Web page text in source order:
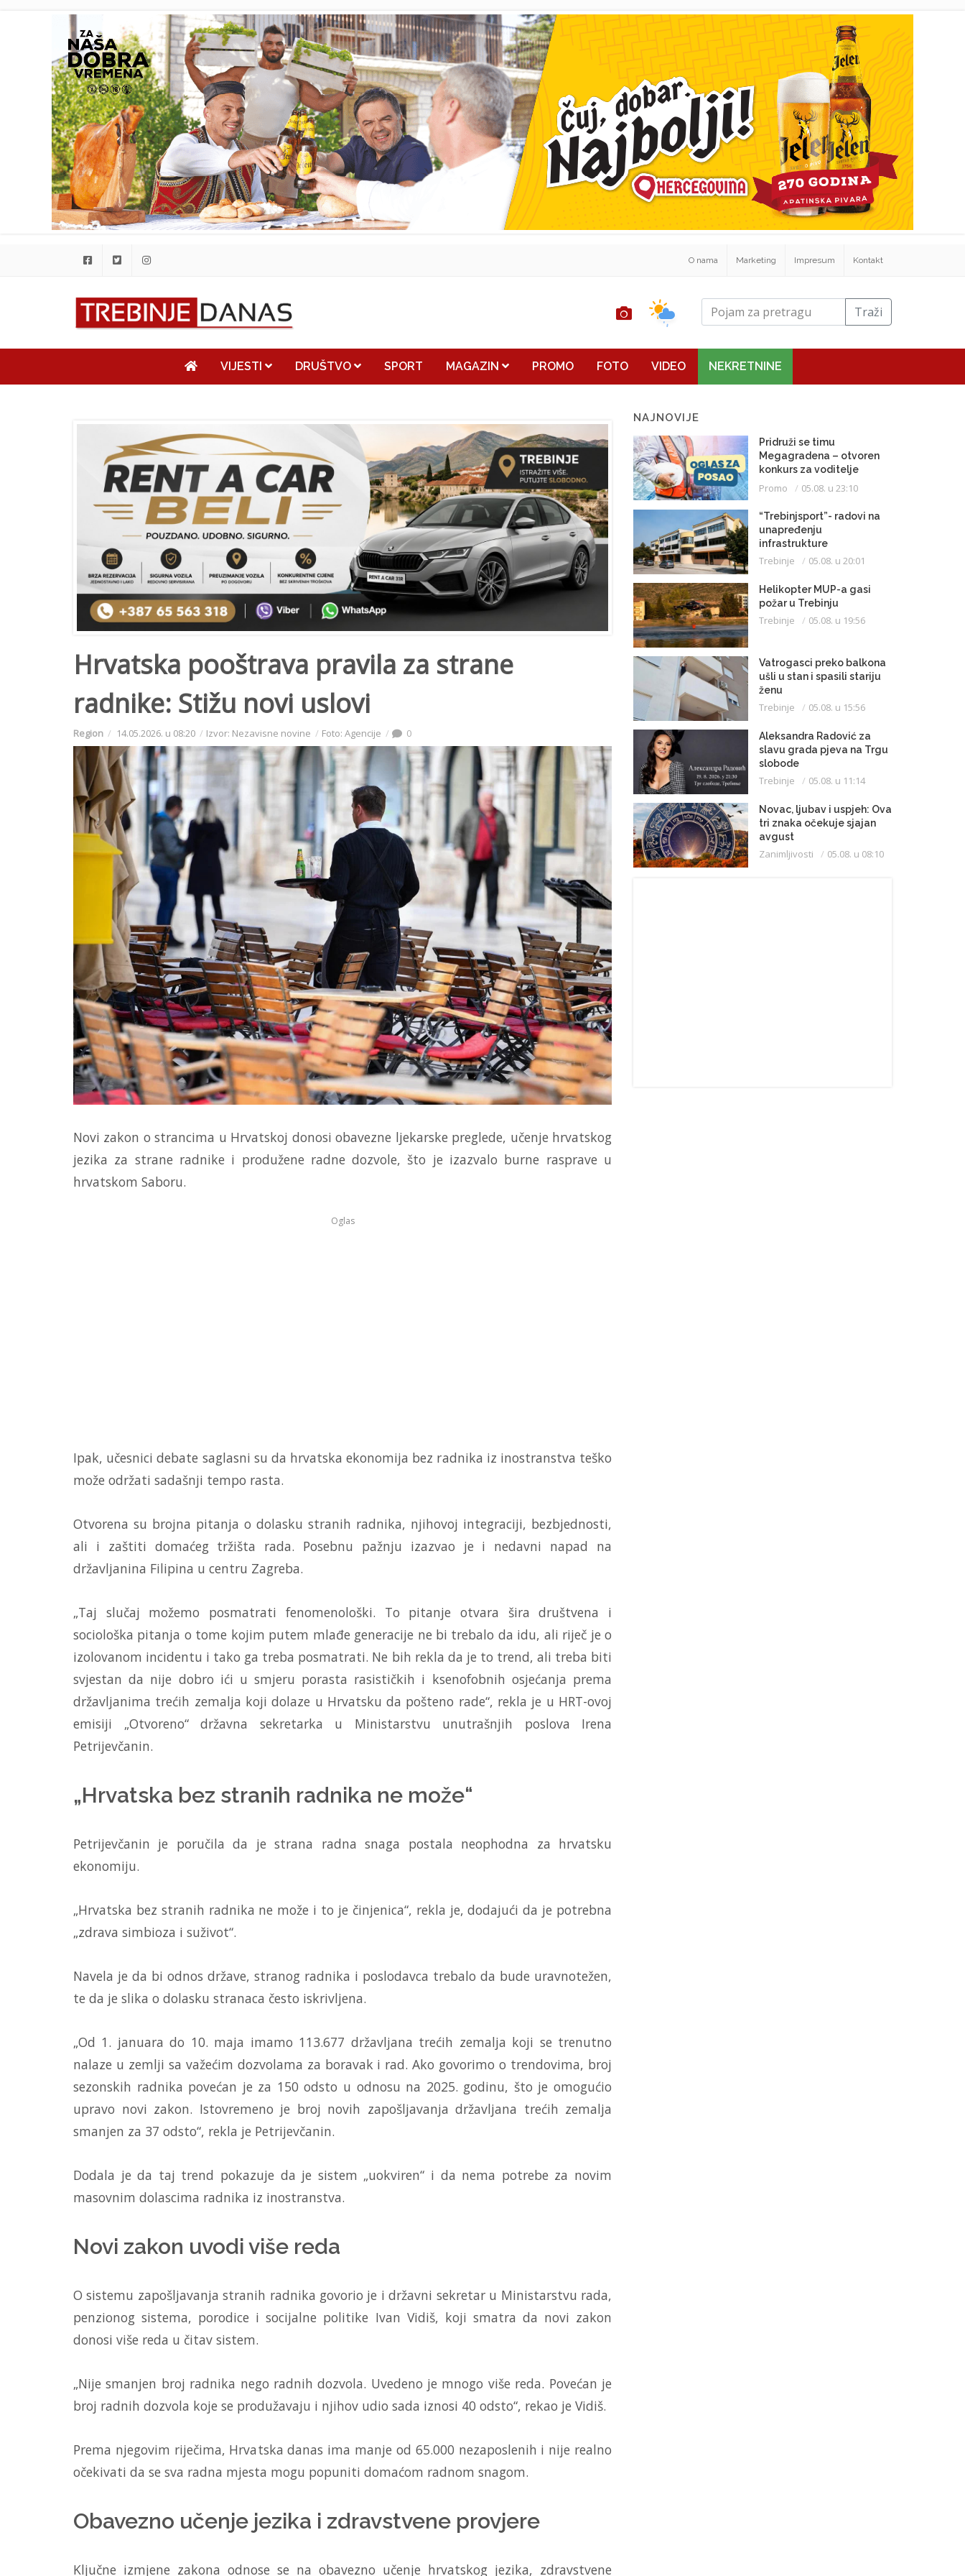
O nama Marketing Impresum Kontakt
Traži
VIJESTI DRUŠTVO SPORT MAGAZIN PROMO FOTO VIDEO NEKRETNINE
Hrvatska pooštrava pravila za strane
radnike: Stižu novi uslovi
Region 14.05.2026. u 08:20 Izvor: Nezavisne novine Foto: Agencije 0
Novi zakon o strancima u Hrvatskoj donosi obavezne ljekarske preglede, učenje hrvatskog
jezika za strane radnike i produžene radne dozvole, što je izazvalo burne rasprave u
hrvatskom Saboru.
Oglas
Ipak, učesnici debate saglasni su da hrvatska ekonomija bez radnika iz inostranstva teško
može održati sadašnji tempo rasta.
Otvorena su brojna pitanja o dolasku stranih radnika, njihovoj integraciji, bezbjednosti,
ali i zaštiti domaćeg tržišta rada. Posebnu pažnju izazvao je i nedavni napad na
državljanina Filipina u centru Zagreba.
„Taj slučaj možemo posmatrati fenomenološki. To pitanje otvara šira društvena i
sociološka pitanja o tome kojim putem mlađe generacije ne bi trebalo da idu, ali riječ je o
izolovanom incidentu i tako ga treba posmatrati. Ne bih rekla da je to trend, ali treba biti
svjestan da nije dobro ići u smjeru porasta rasističkih i ksenofobnih osjećanja prema
državljanima trećih zemalja koji dolaze u Hrvatsku da pošteno rade“, rekla je u HRT-ovoj
emisiji „Otvoreno“ državna sekretarka u Ministarstvu unutrašnjih poslova Irena
Petrijevčanin.
„Hrvatska bez stranih radnika ne može“
Petrijevčanin je poručila da je strana radna snaga postala neophodna za hrvatsku
ekonomiju.
„Hrvatska bez stranih radnika ne može i to je činjenica“, rekla je, dodajući da je potrebna
„zdrava simbioza i suživot“.
Navela je da bi odnos države, stranog radnika i poslodavca trebalo da bude uravnotežen,
te da je slika o dolasku stranaca često iskrivljena.
„Od 1. januara do 10. maja imamo 113.677 državljana trećih zemalja koji se trenutno
nalaze u zemlji sa važećim dozvolama za boravak i rad. Ako govorimo o trendovima, broj
sezonskih radnika povećan je za 150 odsto u odnosu na 2025. godinu, što je omogućio
upravo novi zakon. Istovremeno je broj novih zapošljavanja državljana trećih zemalja
smanjen za 37 odsto“, rekla je Petrijevčanin.
Dodala je da taj trend pokazuje da je sistem „uokviren“ i da nema potrebe za novim
masovnim dolascima radnika iz inostranstva.
Novi zakon uvodi više reda
O sistemu zapošljavanja stranih radnika govorio je i državni sekretar u Ministarstvu rada,
penzionog sistema, porodice i socijalne politike Ivan Vidiš, koji smatra da novi zakon
donosi više reda u čitav sistem.
„Nije smanjen broj radnika nego radnih dozvola. Uvedeno je mnogo više reda. Povećan je
broj radnih dozvola koje se produžavaju i njihov udio sada iznosi 40 odsto“, rekao je Vidiš.
Prema njegovim riječima, Hrvatska danas ima manje od 65.000 nezaposlenih i nije realno
očekivati da se sva radna mjesta mogu popuniti domaćom radnom snagom.
Obavezno učenje jezika i zdravstvene provjere
Ključne izmjene zakona odnose se na obavezno učenje hrvatskog jezika, zdravstvene
NAJNOVIJE
Pridruži se timu
Megagradena – otvoren
konkurs za voditelje
gradilišta
Promo 05.08. u 23:10
“Trebinjsport”- radovi na
unapređenju
infrastrukture
Trebinje 05.08. u 20:01
Helikopter MUP-a gasi
požar u Trebinju
Trebinje 05.08. u 19:56
Vatrogasci preko balkona
ušli u stan i spasili stariju
ženu
Trebinje 05.08. u 15:56
Aleksandra Radović za
slavu grada pjeva na Trgu
slobode
Trebinje 05.08. u 11:14
Novac, ljubav i uspjeh: Ova
tri znaka očekuje sjajan
avgust
Zanimljivosti 05.08. u 08:10